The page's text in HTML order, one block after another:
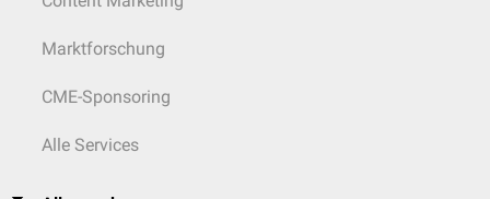
Marktforschung
CME-Sponsoring
Alle Services